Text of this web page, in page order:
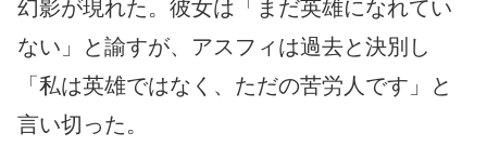
幻影が現れた。彼女は「まだ英雄になれてい
ない」と諭すが、アスフィは過去と決別し
「私は英雄ではなく、ただの苦労人です」と
言い切った。